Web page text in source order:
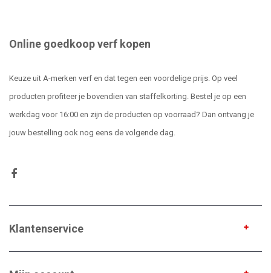
Online goedkoop verf kopen
Keuze uit A-merken verf en dat tegen een voordelige prijs. Op veel
producten profiteer je bovendien van staffelkorting. Bestel je op een
werkdag voor 16:00 en zijn de producten op voorraad? Dan ontvang je
jouw bestelling ook nog eens de volgende dag.
Klantenservice